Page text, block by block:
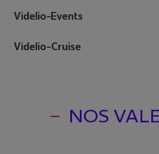
Videlio-Events
Videlio-Cruise
NOS